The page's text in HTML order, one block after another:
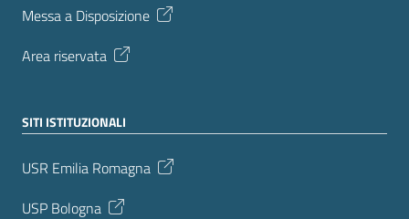
Messa a Disposizione
Area riservata
SITI ISTITUZIONALI
USR Emilia Romagna
USP Bologna